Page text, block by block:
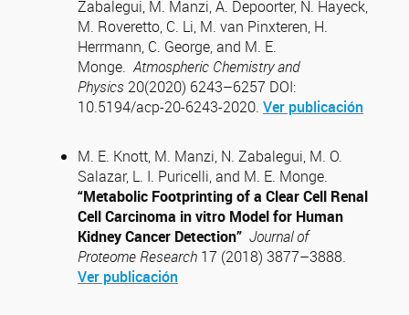
Zabalegui, M. Manzi, A. Depoorter, N. Hayeck,
M. Roveretto, C. Li, M. van Pinxteren, H.
Herrmann, C. George, and M. E.
Monge.Atmospheric Chemistry and
Physics 20(2020) 6243–6257 DOI:
10.5194/acp-20-6243-2020. Ver publicación
M. E. Knott, M. Manzi, N. Zabalegui, M. O.
Salazar, L. I. Puricelli, and M. E. Monge.
“Metabolic Footprinting of a Clear Cell Renal
Cell Carcinoma in vitro Model for Human
Kidney Cancer Detection” Journal of
Proteome Research 17 (2018) 3877–3888.
Ver publicación